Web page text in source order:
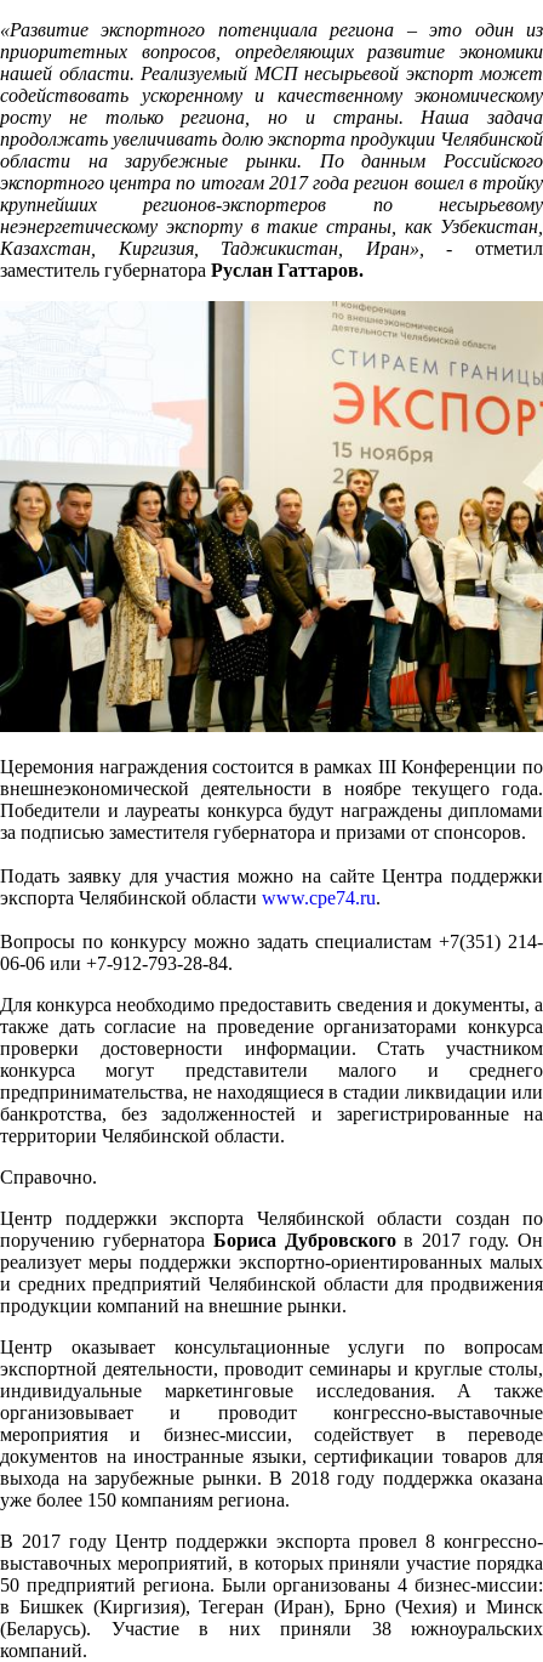
«Развитие экспортного потенциала региона – это один из
приоритетных вопросов, определяющих развитие экономики
нашей области. Реализуемый МСП несырьевой экспорт может
содействовать ускоренному и качественному экономическому
росту не только региона, но и страны. Наша задача
продолжать увеличивать долю экспорта продукции Челябинской
области на зарубежные рынки. По данным Российского
экспортного центра по итогам 2017 года регион вошел в тройку
крупнейших регионов-экспортеров по несырьевому
неэнергетическому экспорту в такие страны, как Узбекистан,
Казахстан, Киргизия, Таджикистан, Иран», - отметил
заместитель губернатора Руслан Гаттаров.
Церемония награждения состоится в рамках III Конференции по
внешнеэкономической деятельности в ноябре текущего года.
Победители и лауреаты конкурса будут награждены дипломами
за подписью заместителя губернатора и призами от спонсоров.
Подать заявку для участия можно на сайте Центра поддержки
экспорта Челябинской области www.cpe74.ru.
Вопросы по конкурсу можно задать специалистам +7(351) 214-
06-06 или +7-912-793-28-84.
Для конкурса необходимо предоставить сведения и документы, а
также дать согласие на проведение организаторами конкурса
проверки достоверности информации. Стать участником
конкурса могут представители малого и среднего
предпринимательства, не находящиеся в стадии ликвидации или
банкротства, без задолженностей и зарегистрированные на
территории Челябинской области.
Справочно.
Центр поддержки экспорта Челябинской области создан по
поручению губернатора Бориса Дубровскогов 2017 году. Он
реализует меры поддержки экспортно-ориентированных малых
и средних предприятий Челябинской области для продвижения
продукции компаний на внешние рынки.
Центр оказывает консультационные услуги по вопросам
экспортной деятельности, проводит семинары и круглые столы,
индивидуальные маркетинговые исследования. А также
организовывает и проводит конгрессно-выставочные
мероприятия и бизнес-миссии, содействует в переводе
документов на иностранные языки, сертификации товаров для
выхода на зарубежные рынки. В 2018 году поддержка оказана
уже более 150 компаниям региона.
В 2017 году Центр поддержки экспорта провел 8 конгрессно-
выставочных мероприятий, в которых приняли участие порядка
50 предприятий региона. Были организованы 4 бизнес-миссии:
в Бишкек (Киргизия), Тегеран (Иран), Брно (Чехия) и Минск
(Беларусь). Участие в них приняли 38 южноуральских
компаний.